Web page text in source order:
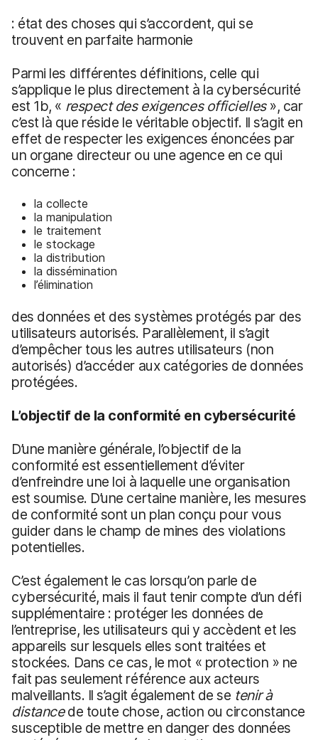
: état des choses qui s’accordent, qui se
trouvent en parfaite harmonie
Parmi les différentes définitions, celle qui
s’applique le plus directement à la cybersécurité
est 1b, « respectdes exigences officielles», car
c’est là que réside le véritable objectif. Il s’agit en
effet de respecter les exigences énoncées par
un organe directeur ou une agence en ce qui
concerne :
la collecte
la manipulation
le traitement
le stockage
la distribution
la dissémination
l’élimination
des données et des systèmes protégés par des
utilisateurs autorisés. Parallèlement, il s’agit
d’empêcher tous les autres utilisateurs (non
autorisés) d’accéder aux catégories de données
protégées.
L’objectif de la conformité en cybersécurité
D’une manière générale, l’objectif de la
conformité est essentiellement d’éviter
d’enfreindre une loi à laquelle une organisation
est soumise. D’une certaine manière, les mesures
de conformité sont un plan conçu pour vous
guider dans le champ de mines des violations
potentielles.
C’est également le cas lorsqu’on parle de
cybersécurité, mais il faut tenir compte d’un défi
supplémentaire : protéger les données de
l’entreprise, les utilisateurs qui y accèdent et les
appareils sur lesquels elles sont traitées et
stockées. Dans ce cas, le mot « protection » ne
fait pas seulement référence aux acteurs
malveillants. Il s’agit également de se tenir à
distancede toute chose, action ou circonstance
susceptible de mettre en danger des données